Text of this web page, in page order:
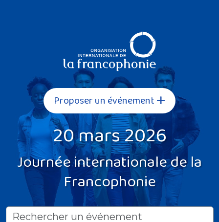
Proposer un événement
20 mars 2026
Journée internationale de la
Francophonie